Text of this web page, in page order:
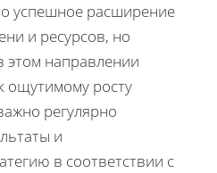
успешное расширение
и ресурсов, но
этом направлении
ощутимому росту
регулярно
и
в соответствии с